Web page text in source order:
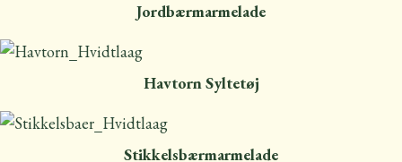
Jordbærmarmelade
Havtorn Syltetøj
Stikkelsbærmarmelade